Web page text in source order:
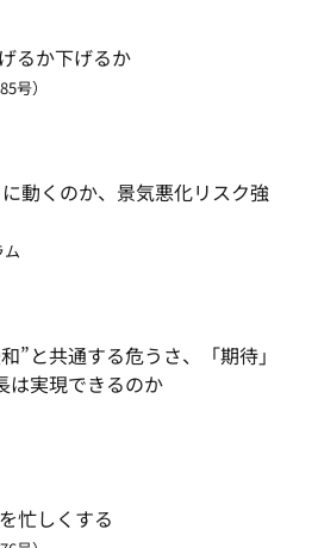
るか下げるか
号）
動くのか、景気悪化リスク強
ム
”と共通する危うさ、「期待」
は実現できるのか
忙しくする